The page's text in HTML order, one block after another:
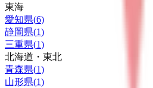
東海
愛知県(6)
静岡県(1)
三重県(1)
北海道・東北
青森県(1)
山形県(1)